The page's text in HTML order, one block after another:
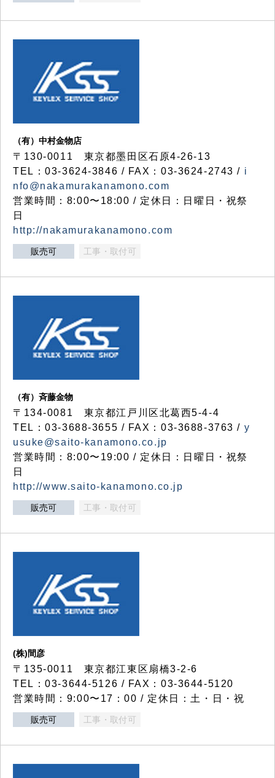
（有）中村金物店
〒130-0011 東京都墨田区石原4-26-13
TEL：03-3624-3846 / FAX：03-3624-2743 / i
nfo@nakamurakanamono.com
営業時間：8:00〜18:00 / 定休日：日曜日・祝祭
日
http://nakamurakanamono.com
販売可 工事・取付可
（有）斉藤金物
〒134-0081 東京都江戸川区北葛西5-4-4
TEL：03-3688-3655 / FAX：03-3688-3763 / y
usuke@saito-kanamono.co.jp
営業時間：8:00〜19:00 / 定休日：日曜日・祝祭
日
http://www.saito-kanamono.co.jp
販売可 工事・取付可
(株)間彦
〒135-0011 東京都江東区扇橋3-2-6
TEL：03-3644-5126 / FAX：03-3644-5120
営業時間：9:00〜17：00 / 定休日：土・日・祝
販売可 工事・取付可